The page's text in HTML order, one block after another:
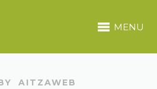
MENU
AITZAWEB